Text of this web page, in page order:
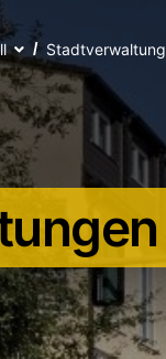
Stadtverwaltung